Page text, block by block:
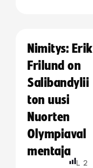
Nimitys: Erik
Frilund on
Salibandylii
ton uusi
Nuorten
Olympiaval
mentaja
L 2